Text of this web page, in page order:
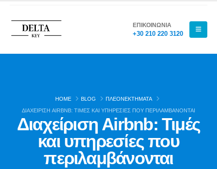
ΕΠΙΚΟΙΝΩΝΙΑ
+30 210 220 3120
HOME BLOG
ΠΛΕΟΝΕΚΤΉΜΑΤΑ
ΔΙΑΧΕΊΡΙΣΗ AIRBNB: ΤΙΜΈΣ ΚΑΙ ΥΠΗΡΕΣΊΕΣ ΠΟΥ ΠΕΡΙΛΑΜΒΆΝΟΝΤΑΙ
Διαχείριση Airbnb: Τιμές
και υπηρεσίες που
περιλαμβάνονται